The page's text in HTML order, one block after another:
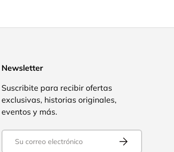
Newsletter
Suscribite para recibir ofertas
exclusivas, historias originales,
eventos y más.
Correo electrónico Suscribirse